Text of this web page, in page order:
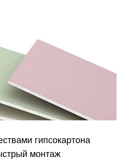
гипсокартона
монтаж